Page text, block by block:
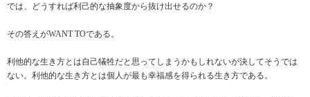
では、どうすれば利己的な抽象度から抜け出せるのか？
その答えがWANT TOである。
利他的な生き方とは自己犠牲だと思ってしまうかもしれないが決してそうでは
ない。利他的な生き方とは個人が最も幸福感を得られる生き方である。